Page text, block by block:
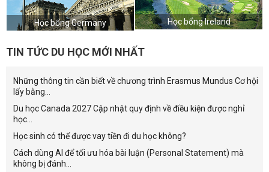
Học bổng Germany Học bổng Ireland
TIN TỨC DU HỌC MỚI NHẤT
Những thông tin cần biết về chương trình Erasmus Mundus Cơ hội
lấy bằng...
Du học Canada 2027 Cập nhật quy định về điều kiện được nghỉ
học...
Học sinh có thể được vay tiền đi du học không?
Cách dùng AI để tối ưu hóa bài luận (Personal Statement) mà
không bị đánh...